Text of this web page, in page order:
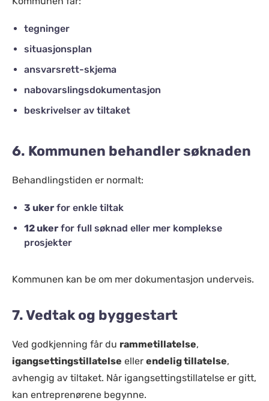
tegninger
situasjonsplan
ansvarsrett-skjema
nabovarslingsdokumentasjon
beskrivelser av tiltaket
6. Kommunen behandler søknaden
Behandlingstiden er normalt:
3 uker for enkle tiltak
12 uker for full søknad eller mer komplekse
prosjekter
Kommunen kan be om mer dokumentasjon underveis.
7. Vedtak og byggestart
Ved godkjenning får du rammetillatelse,
igangsettingstillatelse eller endelig tillatelse,
avhengig av tiltaket. Når igangsettingstillatelse er gitt,
kan entreprenørene begynne.